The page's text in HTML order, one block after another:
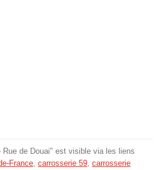
de Douai" est visible via les liens
France, carrosserie 59, carrosserie